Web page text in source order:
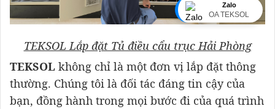
Zalo
OA TEKSOL
TEKSOL Lắp đặt Tủ điều cẩu trục Hải Phòng
TEKSOL không chỉ là một đơn vị lắp đặt thông
thường. Chúng tôi là đối tác đáng tin cậy của
bạn, đồng hành trong mọi bước đi của quá trình